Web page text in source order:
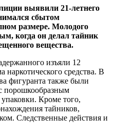
выявили 21-летнего
сбытом
размере. Молодого
когда он делал тайник
вещества.
изъяли 12
наркотического средства. В
фигуранта также были
порошкообразным
Кроме того,
тайников,
Следственные действия и